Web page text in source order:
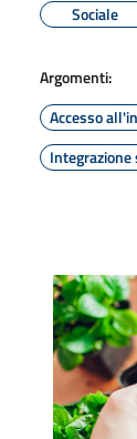
Sociale
Argomenti:
Accesso
Integrazione